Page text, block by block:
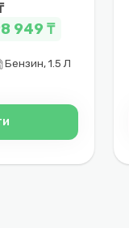
949 ₸
Бензин, 1.5 Л